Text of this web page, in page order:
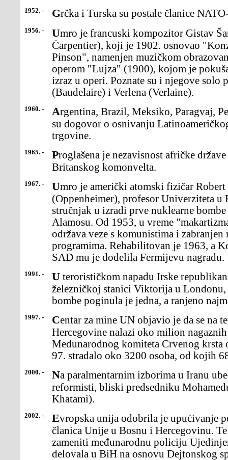
1952. - Grčka i Turska su postale članice
1956. - Umro je francuski kompozitor Gistav Šarpantje (Gustave
Ćarpentier), koji je 1902. osnovao
Pinson", namenjen muzičkom
operom "Lujza" (1900), kojom je
izraz u operi. Poznate su i njegove solo
(Baudelaire) i Verlena (Verlaine).
1960. - Argentina, Brazil, Meksiko, Paragvaj, Peru, Urugvaj i Čile postigli
su dogovor o osnivanju
trgovine.
1965. - Proglašena je nezavisnost afričke države Gambije u okviru
Britanskog komonvelta.
1967. - Umro je američki atomski fizičar Robert Openhajmer
(Oppenheimer), profesor Univerziteta
stručnjak u izradi prve nuklearne
Alamosu. Od 1953, u vreme
održava veze s komunistima i
programima. Rehabilitovan je 1963, a
SAD mu je dodelila Fermijevu nagradu.
1991. - U terorističkom napadu Irske republikanske armije (IRA) na
železničkoj stanici Viktorija u
bombe poginula je jedna, a ranjeno
1997. - Centar za mine UN objavio je da se na teritoriji Bosne i
Hercegovine nalazi oko milion
Međunarodnog komiteta Crvenog krsta
97. stradalo oko 3200 osoba, od kojih
2000. - Na paralmentarnim izborima u Iranu ubedljivo su pobedili
reformisti, bliski predsedniku
Khatami).
2002. - Evropska unija odobrila je upućivanje policijskih snaga zemalja
članica Unije u Bosnu i Hercegovinu. Te
zameniti međunarodnu policiju
delovala u BiH na osnovu Dejtonskog